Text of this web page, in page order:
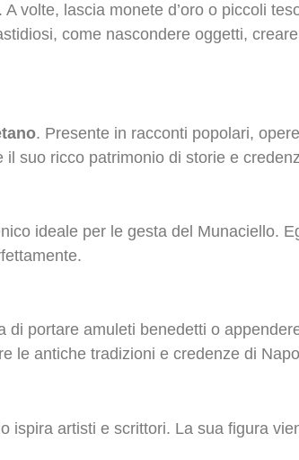
volte, lascia monete d’oro o piccoli
come nascondere oggetti,
. Presente in racconti popolari,
suo ricco patrimonio di storie e
ideale per le gesta del Munaciello.
di portare amuleti benedetti o
le antiche tradizioni e credenze di
ispira artisti e scrittori. La sua figura